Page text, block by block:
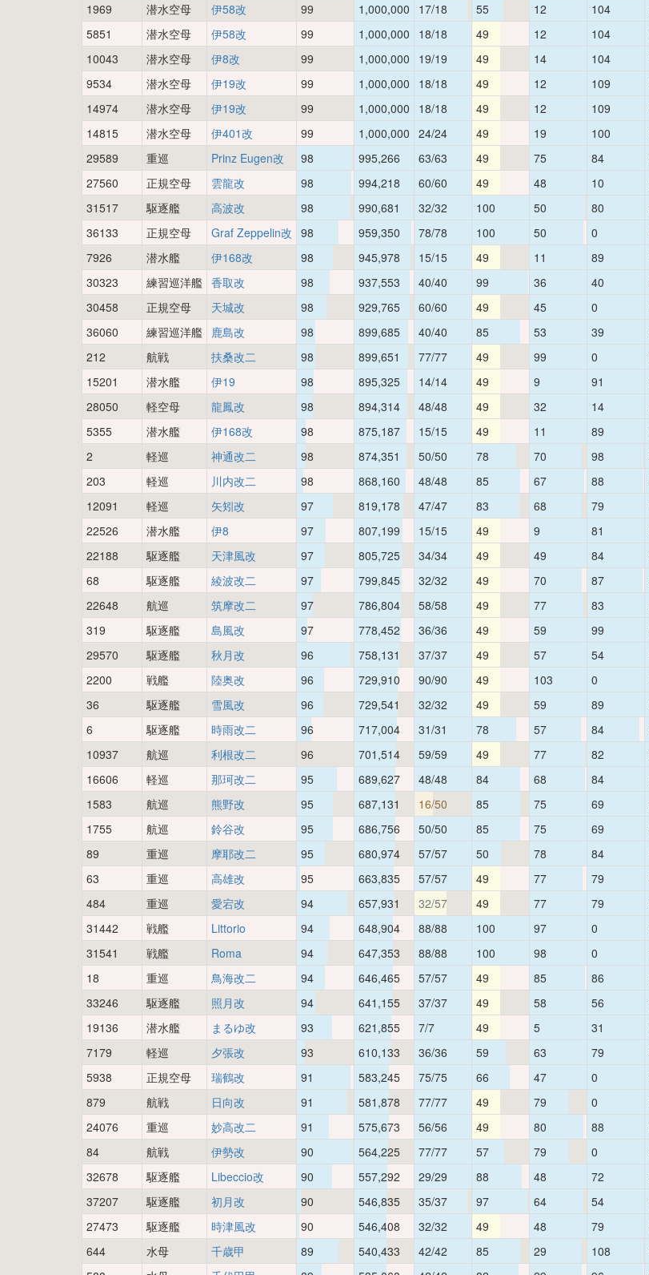
1969
潜水空母 伊58改 99 1,000,000 17/18 55 12 104
5851
潜水空母 伊58改 99 1,000,000 18/18 49 12 104
10043
潜水空母 伊8改 99 1,000,000 19/19 49 14 104
9534
潜水空母 伊19改 99 1,000,000 18/18 49 12 109
14974
潜水空母 伊19改 99 1,000,000 18/18 49 12 109
14815
潜水空母 伊401改 99 1,000,000 24/24 49 19 100
29589
重巡 Prinz Eugen改 98 995,266 63/63 49 75 84
27560
正規空母 雲龍改 98 994,218 60/60 49 48 10
31517
駆逐艦 高波改 98 990,681 32/32 100 50 80
36133
正規空母 Graf Zeppelin改 98 959,350 78/78 100 50 0
7926
潜水艦 伊168改 98 945,978 15/15 49 11 89
30323
練習巡洋艦 香取改 98 937,553 40/40 99 36 40
30458
正規空母 天城改 98 929,765 60/60 49 45 0
36060
練習巡洋艦 鹿島改 98 899,685 40/40 85 53 39
212
航戦 扶桑改二 98 899,651 77/77 49 99 0
15201
潜水艦 伊19 98 895,325 14/14 49 9 91
28050
軽空母 龍鳳改 98 894,314 48/48 49 32 14
5355
潜水艦 伊168改 98 875,187 15/15 49 11 89
2
軽巡 神通改二 98 874,351 50/50 78 70 98
203
軽巡 川内改二 98 868,160 48/48 85 67 88
12091
軽巡 矢矧改 97 819,178 47/47 83 68 79
22526
潜水艦 伊8 97 807,199 15/15 49 9 81
22188
駆逐艦 天津風改 97 805,725 34/34 49 49 84
68
駆逐艦 綾波改二 97 799,845 32/32 49 70 87
22648
航巡 筑摩改二 97 786,804 58/58 49 77 83
319
駆逐艦 島風改 97 778,452 36/36 49 59 99
29570
駆逐艦 秋月改 96 758,131 37/37 49 57 54
2200
戦艦 陸奥改 96 729,910 90/90 49 103 0
36
駆逐艦 雪風改 96 729,541 32/32 49 59 89
6
駆逐艦 時雨改二 96 717,004 31/31 78 57 84
10937
航巡 利根改二 96 701,514 59/59 49 77 82
16606
軽巡 那珂改二 95 689,627 48/48 84 68 84
1583
航巡 熊野改 95 687,131 16/50 85 75 69
1755
航巡 鈴谷改 95 686,756 50/50 85 75 69
89
重巡 摩耶改二 95 680,974 57/57 50 78 84
63
重巡 高雄改 95 663,835 57/57 49 77 79
484
重巡 愛宕改 94 657,931 32/57 49 77 79
31442
戦艦 Littorio 94 648,904 88/88 100 97 0
31541
戦艦 Roma 94 647,353 88/88 100 98 0
18
重巡 鳥海改二 94 646,465 57/57 49 85 86
33246
駆逐艦 照月改 94 641,155 37/37 49 58 56
19136
潜水艦 まるゆ改 93 621,855 7/7 49 5 31
7179
軽巡 夕張改 93 610,133 36/36 59 63 79
5938
正規空母 瑞鶴改 91 583,245 75/75 66 47 0
879
航戦 日向改 91 581,878 77/77 49 79 0
24076
重巡 妙高改二 91 575,673 56/56 49 80 88
84
航戦 伊勢改 90 564,225 77/77 57 79 0
32678
駆逐艦 Libeccio改 90 557,292 29/29 88 48 72
37207
駆逐艦 初月改 90 546,835 35/37 97 64 54
27473
駆逐艦 時津風改 90 546,408 32/32 49 48 79
644
水母 千歳甲 89 540,433 42/42 85 29 108